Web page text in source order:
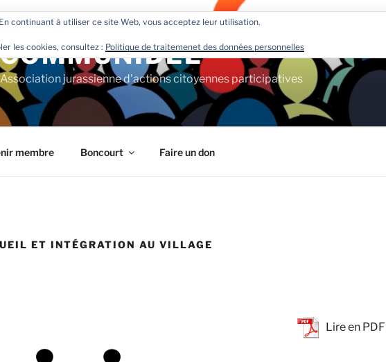
COMMUNIDEE
Association jurassienne d'actions citoyennes participatives
membre Boncourt Faire un don
ET INTÉGRATION AU VILLAGE
Lire en PDF
continuant à utiliser ce site Web, vous acceptez leur utilisation.
les cookies, consultez : Politique de traitemenet des données personnelles